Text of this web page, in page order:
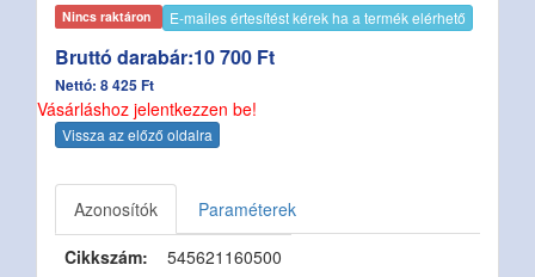
Nincs raktáron E-mailes értesítést kérek ha a termék elérhető
Bruttó darabár:10 700 Ft
Nettó: 8 425 Ft
Vásárláshoz jelentkezzen be!
Vissza az előző oldalra
Azonosítók
Paraméterek
Cikkszám:
545621160500